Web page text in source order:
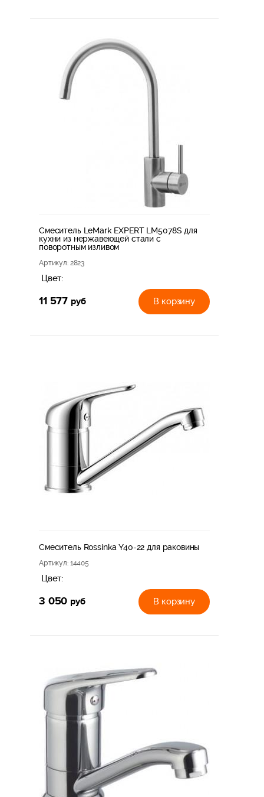
Смеситель LeMark EXPERT LM5078S для
кухни из нержавеющей стали с
поворотным изливом
Артикул: 2823
Цвет:
11 577 руб В корзину
Смеситель Rossinka Y40-22 для раковины
Артикул: 14405
Цвет:
3 050 руб В корзину